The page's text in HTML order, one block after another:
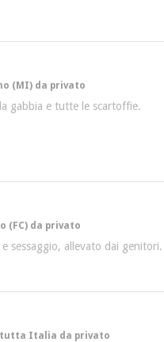
(MI) da privato
gabbia e tutte le scartoffie.
(FC) da privato
sessaggio, allevato dai genitori.
tutta Italia da privato